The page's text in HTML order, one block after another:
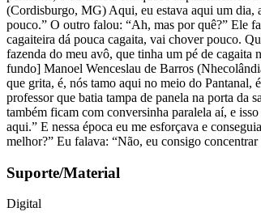
Suporte/Material
Digital